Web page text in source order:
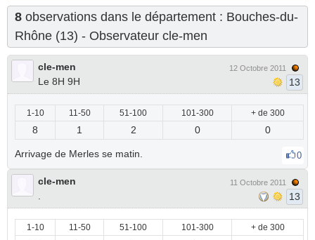
8 observations dans le département : Bouches-du-
Rhône (13) - Observateur cle-men
cle-men
Le 8H 9H
12 Octobre 2011
13
1-10 11-50 51-100 101-300 + de 300
8 1 2 0 0
Arrivage de Merles se matin. 0
cle-men
11 Octobre 2011
13
1-10 11-50 51-100 101-300 + de 300